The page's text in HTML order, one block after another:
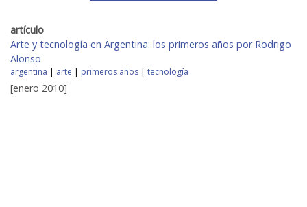
artículo
Arte y tecnología en Argentina: los primeros años por Rodrigo
Alonso
argentina | arte | primeros años | tecnología
[enero 2010]